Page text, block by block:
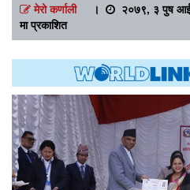
मेरो कर्णाली।
२०७९, ३ पुष
मा प्रकाशित